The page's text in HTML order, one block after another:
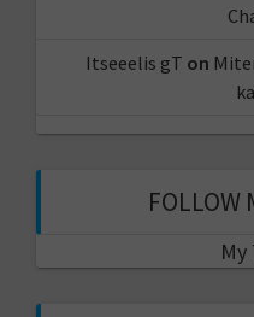
Itseeelis gT on
FOLLOW
My